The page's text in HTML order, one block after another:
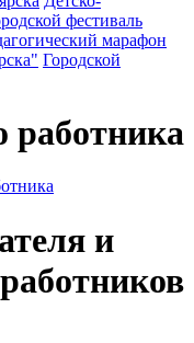
фестиваль
марафон
Городской
работника
и